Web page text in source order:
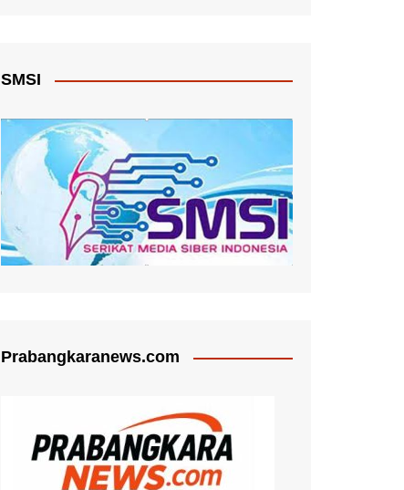
SMSI
Prabangkaranews.com